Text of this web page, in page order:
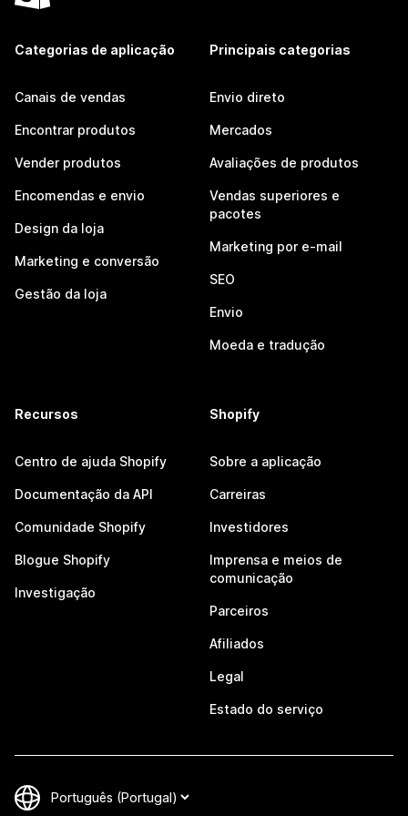
Categorias de aplicação
Canais de vendas
Encontrar produtos
Vender produtos
Encomendas e envio
Design da loja
Marketing e conversão
Gestão da loja
Principais categorias
Envio direto
Mercados
Avaliações de produtos
Vendas superiores e
pacotes
Marketing por e-mail
SEO
Envio
Moeda e tradução
Recursos
Centro de ajuda Shopify
Documentação da API
Comunidade Shopify
Blogue Shopify
Investigação
Shopify
Sobre a aplicação
Carreiras
Investidores
Imprensa e meios de
comunicação
Parceiros
Afiliados
Legal
Estado do serviço